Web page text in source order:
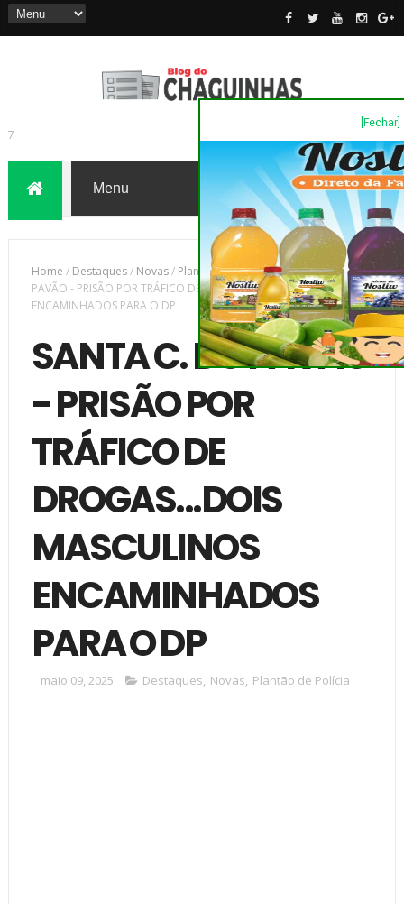
[Fechar]
7
Home / Destaques/ Novas/ Plantão de Polícia/SANTA C. DO
PAVÃO - PRISÃO POR TRÁFICO DE DROGAS...DOIS MASCULINOS
ENCAMINHADOS PARA O DP
SANTA C. DO PAVÃO
- PRISÃO POR
TRÁFICO DE
DROGAS...DOIS
MASCULINOS
ENCAMINHADOS
PARA O DP
maio 09, 2025 Destaques, Novas, Plantão de Polícia